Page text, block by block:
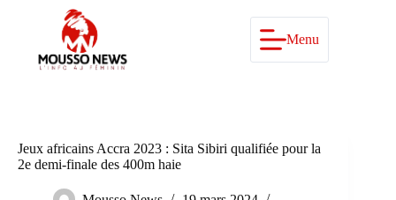
Menu
Jeux africains Accra 2023 : Sita Sibiri qualifiée pour la
2e demi-finale des 400m haie